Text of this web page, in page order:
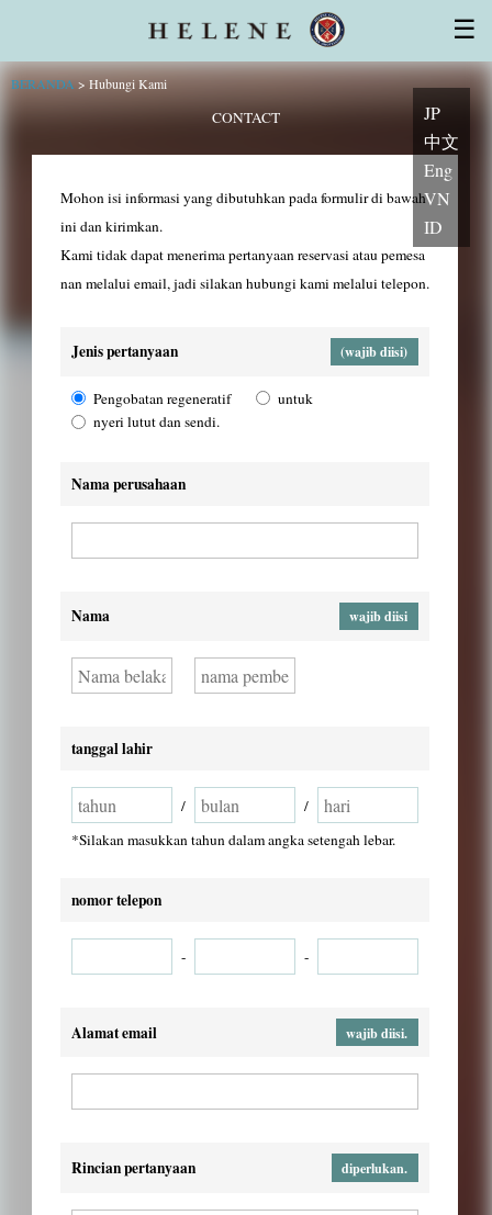
Ruang kultur sel CPC
Penasihat, dokter, dan ahli
Pengunjung pertama kaliDukungan yang andalTopik
pertanyaan
☰
JP
中文
Eng
VN
ID
BERANDA > Hubungi Kami
CONTACT
Mohon isi informasi yang dibutuhkan pada formulir di bawah
ini dan kirimkan.
Kami tidak dapat menerima pertanyaan reservasi atau pemesa
nan melalui email, jadi silakan hubungi kami melalui telepon.
Jenis pertanyaan (wajib diisi)
Pengobatan regeneratif
untuk
nyeri lutut dan sendi.
Nama perusahaan
Nama wajib diisi
tanggal lahir
/
/
*Silakan masukkan tahun dalam angka setengah lebar.
nomor telepon
- -
Alamat email wajib diisi.
Rincian pertanyaan diperlukan.